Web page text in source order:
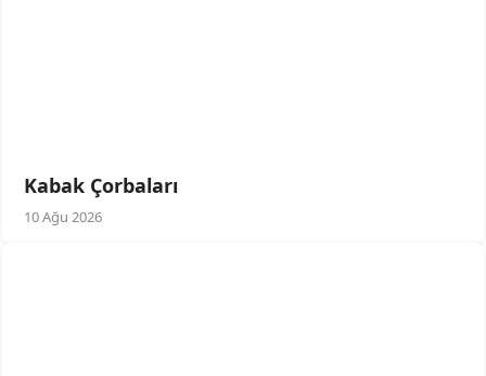
Kabak Çorbaları
10 Ağu 2026